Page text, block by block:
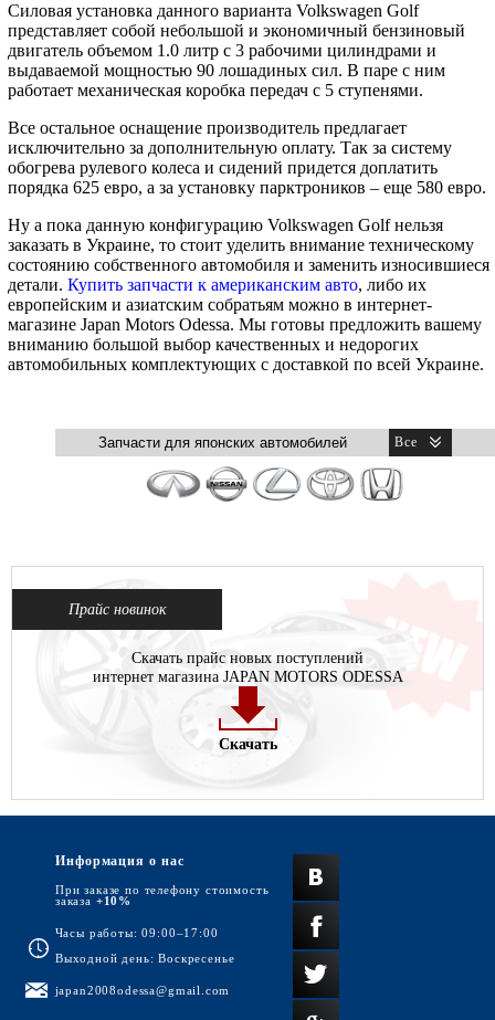
Силовая установка данного варианта Volkswagen Golf
представляет собой небольшой и экономичный бензиновый
двигатель объемом 1.0 литр с 3 рабочими цилиндрами и
выдаваемой мощностью 90 лошадиных сил. В паре с ним
работает механическая коробка передач с 5 ступенями.
Все остальное оснащение производитель предлагает
исключительно за дополнительную оплату. Так за систему
обогрева рулевого колеса и сидений придется доплатить
порядка 625 евро, а за установку парктроников – еще 580 евро.
Ну а пока данную конфигурацию Volkswagen Golf нельзя
заказать в Украине, то стоит уделить внимание техническому
состоянию собственного автомобиля и заменить износившиеся
детали. Купить запчасти к американским авто, либо их
европейским и азиатским собратьям можно в интернет-
магазине Japan Motors Odessa. Мы готовы предложить вашему
вниманию большой выбор качественных и недорогих
автомобильных комплектующих с доставкой по всей Украине.
Прайс новинок
Скачать прайс новых поступлений
интернет магазина JAPAN MOTORS ODESSA
Скачать
Информация о нас
При заказе по телефону стоимость
заказа +10%
Часы работы: 09:00–17:00
Выходной день: Воскресенье
japan2008odessa@gmail.com